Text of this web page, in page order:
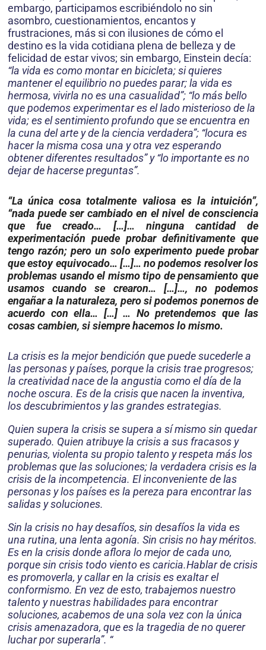
embargo, participamos escribiéndolo no sin
asombro, cuestionamientos, encantos y
frustraciones, más si con ilusiones de cómo el
destino es la vida cotidiana plena de belleza y de
felicidad de estar vivos; sin embargo, Einstein decía:
“la vida es como montar en bicicleta; si quieres
mantener el equilibrio no puedes parar; la vida es
hermosa, vivirla no es una casualidad”; “lo más bello
que podemos experimentar es el lado misterioso de la
vida; es el sentimiento profundo que se encuentra en
la cuna del arte y de la ciencia verdadera”; “locura es
hacer la misma cosa una y otra vez esperando
obtener diferentes resultados” y “lo importante es no
dejar de hacerse preguntas”.
“La única cosa totalmente valiosa es la intuición”,
“nada puede ser cambiado en el nivel de consciencia
que fue creado… […]… ninguna cantidad de
experimen­tación puede probar definitivamente que
tengo razón; pero un solo experimento puede probar
que estoy equivocado… […]… no podemos resolver los
problemas usando el mismo tipo de pensamiento que
usamos cuando se crearon… […]…, no podemos
engañar a la naturaleza, pero si podemos ponernos de
acuerdo con ella… […] … No pretendemos que las
cosas cambien, si siempre hacemos lo mismo.
La crisis es la mejor bendición que puede sucederle a
las personas y países, porque la crisis trae progresos;
la creatividad nace de la angustia como el día de la
noche oscura. Es de la crisis que nacen la inventiva,
los descubrimientos y las gran­des estrategias.
Quien supera la crisis se supera a sí mismo sin quedar
superado. Quien atri­buye la crisis a sus fracasos y
penurias, violenta su propio talento y respeta más los
proble­mas que las soluciones; la verdadera crisis es la
crisis de la incompetencia. El inconveniente de las
personas y los países es la pereza para encontrar las
salidas y soluciones.
Sin la crisis no hay desafíos, sin desafíos la vida es
una rutina, una lenta agonía. Sin crisis no hay méri­tos.
Es en la crisis donde aflora lo mejor de cada uno,
porque sin crisis todo viento es caricia.Hablar de crisis
es promoverla, y callar en la crisis es exaltar el
conformismo. En vez de esto, trabajemos nuestro
talento y nuestras habilidades para encontrar
soluciones, acabemos de una sola vez con la única
crisis amenazadora, que es la tragedia de no querer
luchar por superarla”. “